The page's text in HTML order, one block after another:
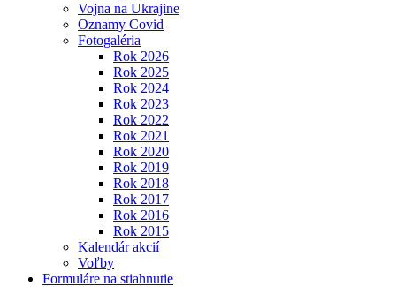
Vojna na Ukrajine
Oznamy Covid
Fotogaléria
Rok 2026
Rok 2025
Rok 2024
Rok 2023
Rok 2022
Rok 2021
Rok 2020
Rok 2019
Rok 2018
Rok 2017
Rok 2016
Rok 2015
Kalendár akcií
Voľby
Formuláre na stiahnutie